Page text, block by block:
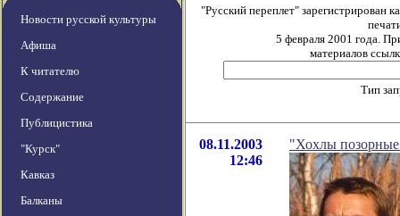
Новости русской культуры
Афиша
К читателю
Содержание
Публицистика
"Курск"
Кавказ
Балканы
"Русский переплет" зарегистрирован
5 февраля 2001 года.
материалов
Тип
08.11.2003
12:46
"Хохлы